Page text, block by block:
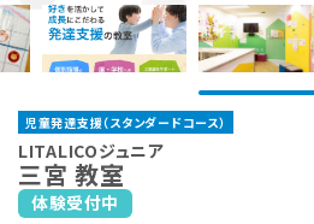
入会までの流れ
児童発達支援（スタンダードコース）
LITALICOジュニア
三宮 教室
体験受付中
保育所等訪問支援とは、児童福祉法
発達支援や放課後等デイサービスと
一つです。保育所（保育園）や幼稚園
LITALICOジュニアでは、保護者さま
ントトレーニング」というプログラム
ントトレーニングとは子育てのイラ
ス（小学1年～高校3年）に分
お持ちの方がご利用いただけま
LITALICOジュニア
新長田教室
神戸市営地下鉄・JR「新長田駅」より徒歩6分
LITALICOジュニア